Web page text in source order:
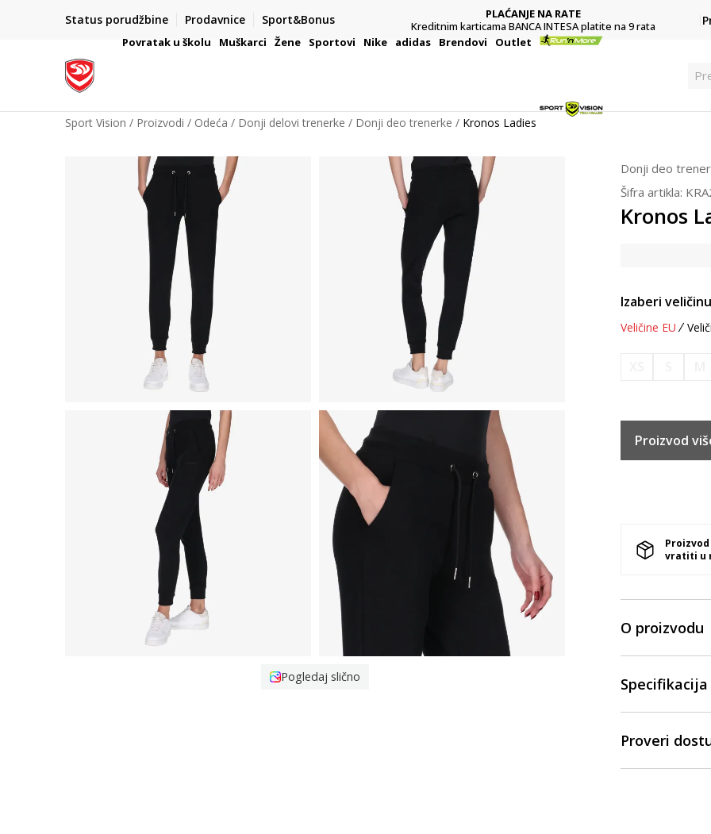
Status porudžbine Prodavnice Sport&Bonus
VAŽNO OBAVEŠTENJE ZA POTROŠAČE
PLAĆANJE NA RATE
Kreditnim karticama BANCA INTESA platite na 9 rata
Povratak u školu Muškarci Žene Sportovi Nike adidas Brendovi Outlet
P
Sport Vision Proizvodi Odeća Donji delovi trenerke Donji deo trenerke Kronos Ladies
Pogledaj slično
Donji deo
Šifra artikla:
Kronos
Izaberi
Veličine EU
Proizvod
vratiti u
O proizvodu
Specifikacija
Proveri